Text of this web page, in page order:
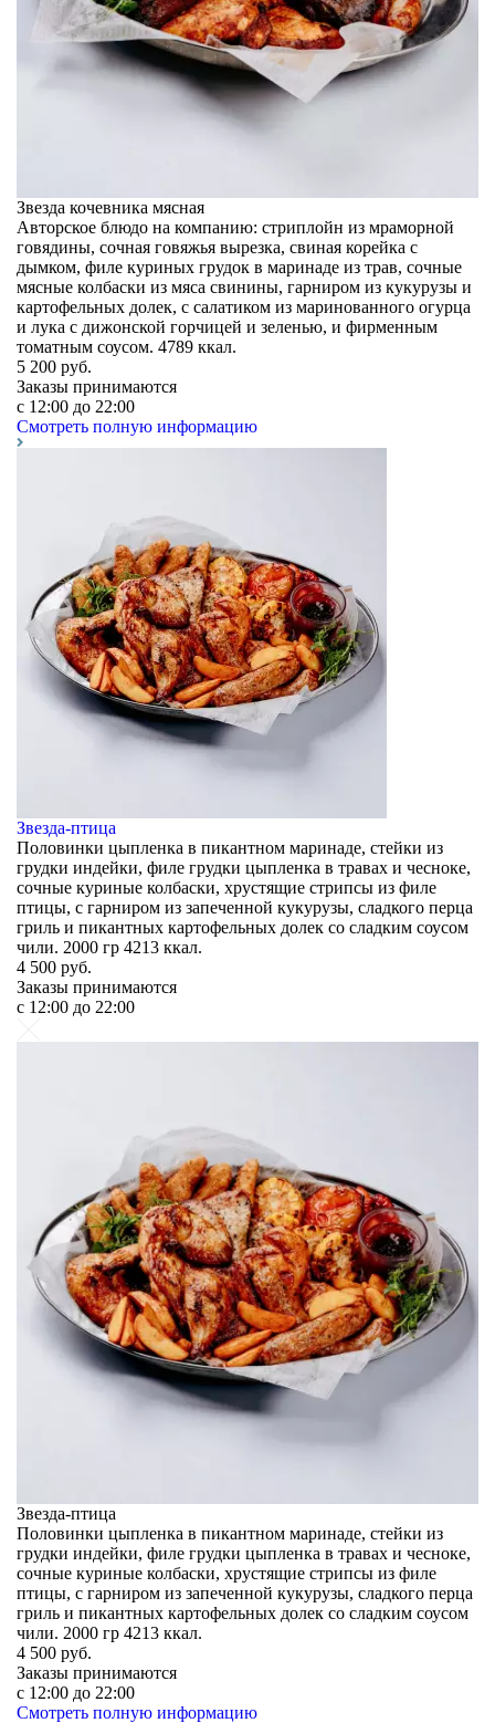
Звезда кочевника мясная
Авторское блюдо на компанию: стриплойн из мраморной
говядины, сочная говяжья вырезка, свиная корейка с
дымком, филе куриных грудок в маринаде из трав, сочные
мясные колбаски из мяса свинины, гарниром из кукурузы и
картофельных долек, с салатиком из маринованного огурца
и лука с дижонской горчицей и зеленью, и фирменным
томатным соусом. 4789 ккал.
5 200 руб.
Заказы принимаются
c 12:00 до 22:00
Смотреть полную информацию
Звезда-птица
Половинки цыпленка в пикантном маринаде, стейки из
грудки индейки, филе грудки цыпленка в травах и чесноке,
сочные куриные колбаски, хрустящие стрипсы из филе
птицы, с гарниром из запеченной кукурузы, сладкого перца
гриль и пикантных картофельных долек со сладким соусом
чили. 2000 гр 4213 ккал.
4 500 руб.
Заказы принимаются
c 12:00 до 22:00
Звезда-птица
Половинки цыпленка в пикантном маринаде, стейки из
грудки индейки, филе грудки цыпленка в травах и чесноке,
сочные куриные колбаски, хрустящие стрипсы из филе
птицы, с гарниром из запеченной кукурузы, сладкого перца
гриль и пикантных картофельных долек со сладким соусом
чили. 2000 гр 4213 ккал.
4 500 руб.
Заказы принимаются
c 12:00 до 22:00
Смотреть полную информацию